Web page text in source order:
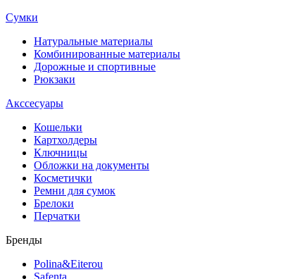
Сумки
Натуральные материалы
Комбинированные материалы
Дорожные и спортивные
Рюкзаки
Акссесуары
Кошельки
Картхолдеры
Ключницы
Обложки на документы
Косметички
Ремни для сумок
Брелоки
Перчатки
Бренды
Polina&Eiterou
Safenta